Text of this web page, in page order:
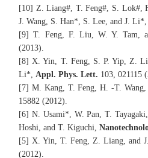
[10] Z. Liang#, T. Feng#, S. Lok#,
J. Wang, S. Han*, S. Lee, and J.
[9] T. Feng, F. Liu, W. Y. Tam,
(2013).
[8] X. Yin, T. Feng, S. P. Yip, Z.
Li*,Appl. Phys. Lett. 103, 021115
[7] M. Kang, T. Feng, H. -T.
15882 (2012).
[6] N. Usami*, W. Pan, T.
Hoshi, and T. Kiguchi,
[5] X. Yin, T. Feng, Z. Liang, and
(2012).